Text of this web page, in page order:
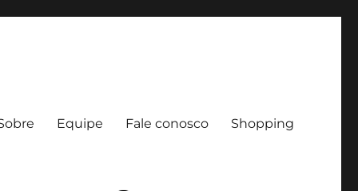
Equipe Fale conosco Shopping